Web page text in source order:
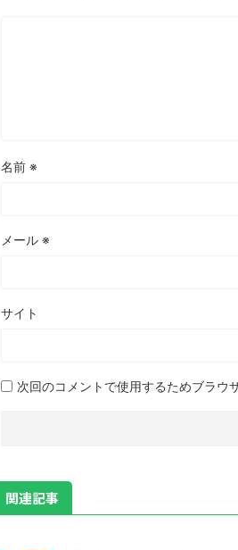
名前 ※
メール ※
サイト
次回のコメントで使用するためブラウ
関連記事